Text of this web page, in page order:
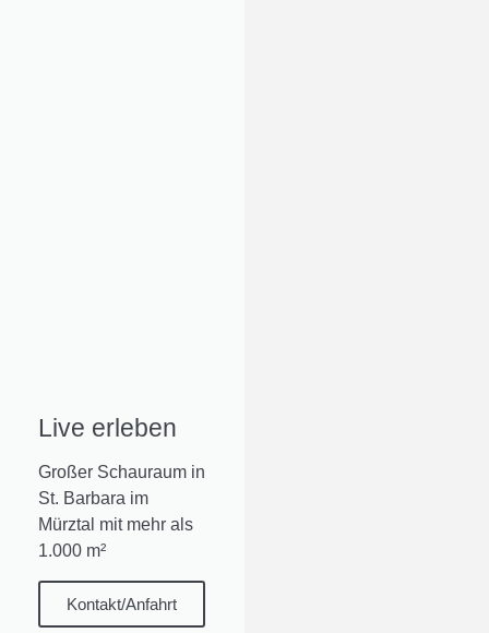
Live erleben
Großer Schauraum in
St. Barbara im
Mürztal mit mehr als
1.000 m²
Kontakt/Anfahrt